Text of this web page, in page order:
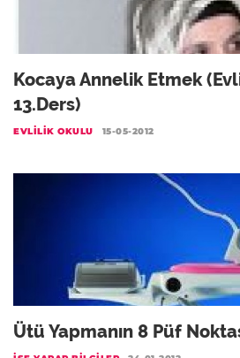
Kocaya Annelik Etmek
13.Ders)
EVLILIK OKULU 15-05-2012
Ütü Yapmanın 8 Püf